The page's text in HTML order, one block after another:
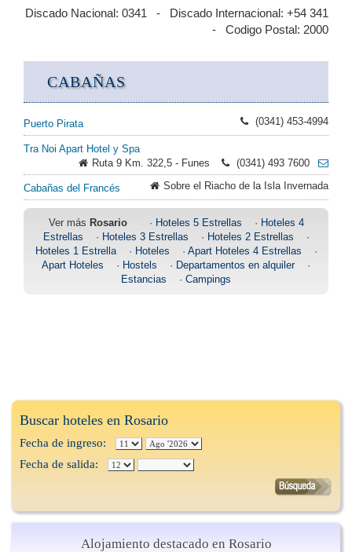
Discado Nacional: 0341 - Discado Internacional: +54 341
- Codigo Postal: 2000
CABAÑAS
Puerto Pirata (0341) 453-4994
Tra Noi Apart Hotel y Spa
Ruta 9 Km. 322,5 - Funes
(0341) 493 7600
Cabañas del Francés Sobre el Riacho de la Isla Invernada
Ver más Rosario· Hoteles 5 Estrellas · Hoteles 4
Estrellas · Hoteles 3 Estrellas · Hoteles 2 Estrellas ·
Hoteles 1 Estrella· Hoteles · Apart Hoteles 4 Estrellas ·
Apart Hoteles · Hostels · Departamentos en alquiler·
Estancias · Campings
Buscar hoteles en Rosario
Fecha de ingreso:
Fecha de salida:
Alojamiento destacado en Rosario